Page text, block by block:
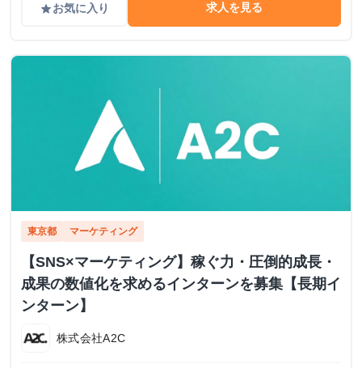
gradeお気に入り 求人を見る
東京都 マーケティング
【SNS×マーケティング】稼ぐ力・圧倒的成長・
成果の数値化を求めるインターンを募集【長期イ
ンターン】
株式会社A2C